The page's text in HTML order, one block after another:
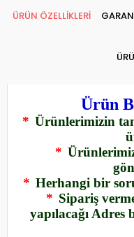
ÜRÜN ÖZELLİKLERİ
Ürün
* Ürünlerimizin
*
* Herhangi bir
* Sipariş
yapılacağı